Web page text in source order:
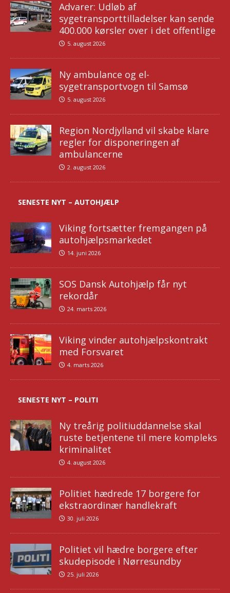
Advarer: Udløb af
sygetransporttilladelser kan sende
400.000 kørsler over i det offentlige
5. august 2026
Ny ambulance og el-
sygetransportvogn til Samsø
5. august 2026
Region Nordjylland vil skabe klare
regler for disponeringen af
ambulancerne
2. august 2026
SENESTE NYT – AUTOHJÆLP
Viking fortsætter fremgangen på
autohjælpsmarkedet
14. juni 2026
SOS Dansk Autohjælp får nyt
rekordår
24. marts 2026
Viking vinder autohjælpskontrakt
med Forsvaret
4. marts 2026
SENESTE NYT – POLITI
Ny treårig politiuddannelse skal
ruste betjentene til mere kompleks
kriminalitet
4. august 2026
Politiet hædrede 17 borgere for
ekstraordinær handlekraft
30. juli 2026
Politiet vil hædre borgere efter
skudepisode i Nørresundby
25. juli 2026